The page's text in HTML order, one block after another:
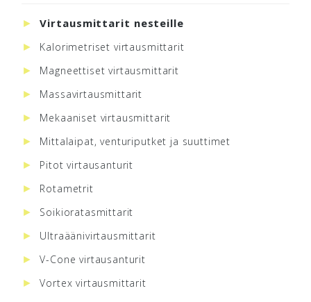
Virtausmittarit nesteille
Kalorimetriset virtausmittarit
Magneettiset virtausmittarit
Massavirtausmittarit
Mekaaniset virtausmittarit
Mittalaipat, venturiputket ja suuttimet
Pitot virtausanturit
Rotametrit
Soikioratasmittarit
Ultraäänivirtausmittarit
V-Cone virtausanturit
Vortex virtausmittarit